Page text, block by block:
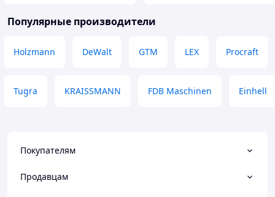
вести. Эмоции
Популярные производители
Holzmann DeWalt GTM LEX Procraft
Tugra KRAISSMANN FDB Maschinen Einhell
Покупателям
Продавцам